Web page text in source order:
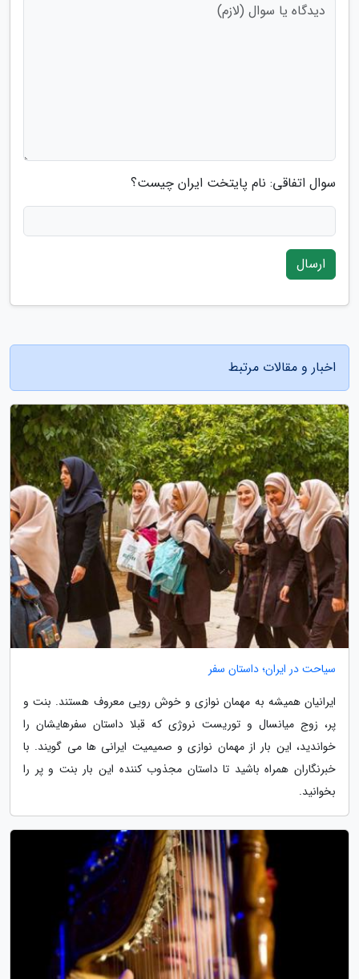
سوال اتفاقی: نام پایتخت ایران چیست؟
ارسال
اخبار و مقالات مرتبط
سیاحت در ایران؛ داستان سفر
ایرانیان همیشه به مهمان نوازی و خوش رویی معروف هستند. بنت و
پر، زوج میانسال و توریست نروژی که قبلا داستان سفرهایشان را
خواندید، این بار از مهمان نوازی و صمیمیت ایرانی ها می گویند. با
خبرنگاران همراه باشید تا داستان مجذوب کننده این بار بنت و پر را
بخوانید.